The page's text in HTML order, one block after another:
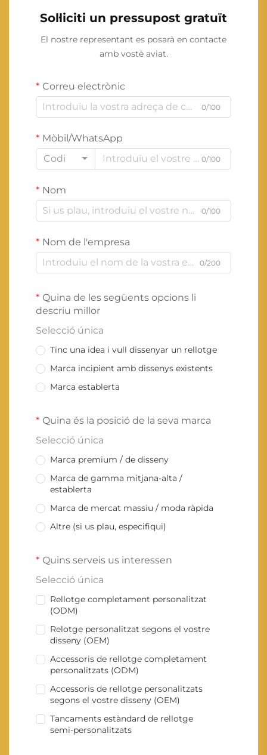
Sol·liciti un pressupost gratuït
El nostre representant es posarà en contacte
amb vostè aviat.
Correu electrònic
0/100
Mòbil/WhatsApp
Codi
0/100
Nom
0/100
Nom de l'empresa
0/200
Quina de les següents opcions li
descriu millor
Selecció única
Tinc una idea i vull dissenyar un rellotge
Marca incipient amb dissenys existents
Marca establerta
Quina és la posició de la seva marca
Selecció única
Marca premium / de disseny
Marca de gamma mitjana-alta /
establerta
Marca de mercat massiu / moda ràpida
Altre (si us plau, especifiqui)
Quins serveis us interessen
Selecció única
Rellotge completament personalitzat
(ODM)
Relotge personalitzat segons el vostre
disseny (OEM)
Accessoris de rellotge completament
personalitzats (ODM)
Accessoris de rellotge personalitzats
segons el vostre disseny (OEM)
Tancaments estàndard de rellotge
semi-personalitzats